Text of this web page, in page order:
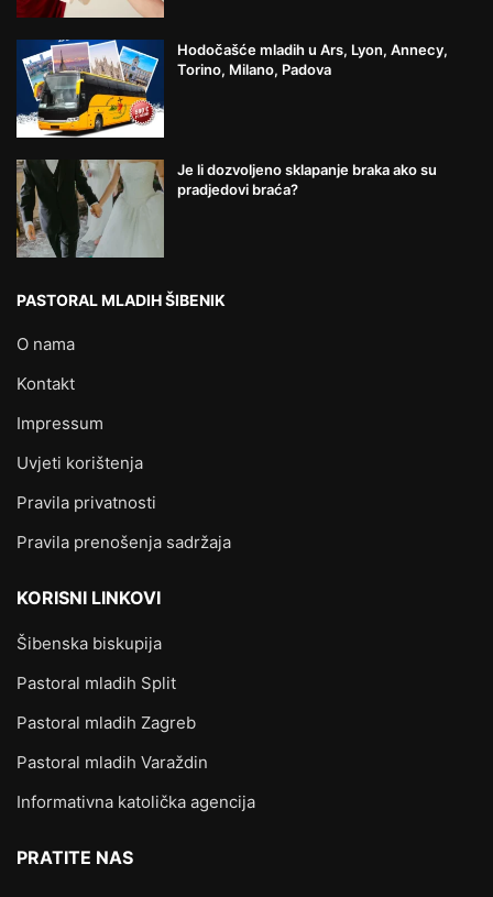
Hodočašće mladih u Ars, Lyon, Annecy,
Torino, Milano, Padova
Je li dozvoljeno sklapanje braka ako su
pradjedovi braća?
PASTORAL MLADIH ŠIBENIK
O nama
Kontakt
Impressum
Uvjeti korištenja
Pravila privatnosti
Pravila prenošenja sadržaja
KORISNI LINKOVI
Šibenska biskupija
Pastoral mladih Split
Pastoral mladih Zagreb
Pastoral mladih Varaždin
Informativna katolička agencija
PRATITE NAS